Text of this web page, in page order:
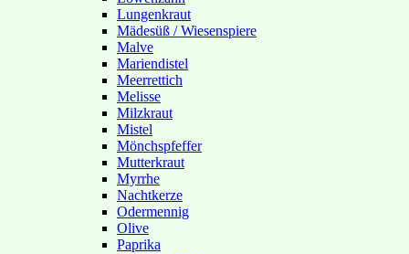
Lungenkraut
Mädesüß / Wiesenspiere
Malve
Mariendistel
Meerrettich
Melisse
Milzkraut
Mistel
Mönchspfeffer
Mutterkraut
Myrrhe
Nachtkerze
Odermennig
Olive
Paprika